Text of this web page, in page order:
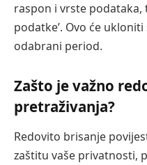
raspon i vrste podataka,
podatke’. Ovo će
odabrani period.
Zašto je važno
pretraživanja?
Redovito brisanje
zaštitu vaše privatnosti,